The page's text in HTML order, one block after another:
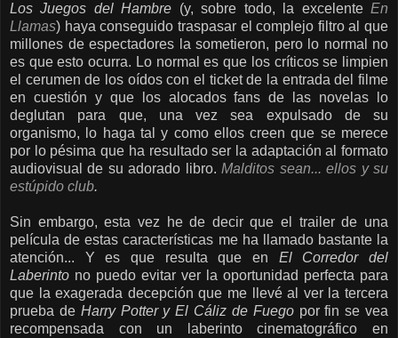
Los Juegos del Hambre (y, sobre todo, la excelenteEn
Llamas) haya conseguido traspasar el complejo filtro al que
millones de espectadores la sometieron, pero lo normal no
es que esto ocurra. Lo normal es que los críticos se limpien
el cerumen de los oídos con el ticket de la entrada del filme
en cuestión y que los alocados fans de las novelas lo
deglutan para que, una vez sea expulsado de su
organismo, lo haga tal y como ellos creen que se merece
por lo pésima que ha resultado ser la adaptación al formato
audiovisual de su adorado libro.Malditos sean... ellos y su
estúpido club.
Sin embargo, esta vez he de decir que el trailer de una
película de estas características me ha llamado bastante la
atención... Y es que resulta que en El Corredor del
Laberinto no puedo evitar ver la oportunidad perfecta para
que la exagerada decepción que me llevé al ver la tercera
prueba de Harry Potter y El Cáliz de Fuego por fin se vea
recompensada con un laberinto cinematográfico en